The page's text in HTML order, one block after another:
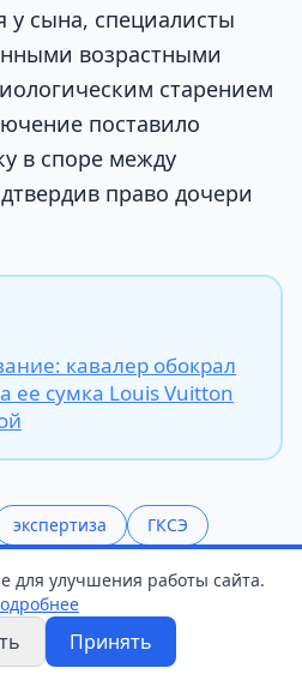
у сына, специалисты
возрастными
старением
поставило
в споре между
право дочери
кавалер обокрал
ее сумка Louis Vuitton
экспертиза ГКСЭ
статьёй
Поделиться
для улучшения работы сайта.
Принять